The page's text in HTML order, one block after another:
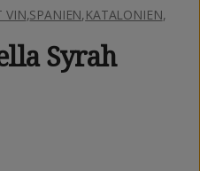
VIN,SPANIEN,KATALONIEN,
Syrah